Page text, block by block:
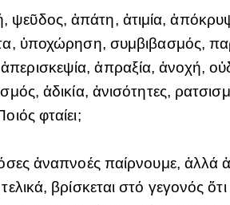
ἀπάτη, ἀτιμία,
ὑποχώρηση, συμβιβασμός,
ἀπραξία, ἀνοχή,
ἀδικία, ἀνισότητες,
φταίει;
ἀναπνοές παίρνουμε, ἀλλά
βρίσκεται στό γεγονός